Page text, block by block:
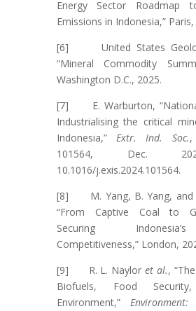
Energy Sector Roadmap
Emissions in Indonesia,” Paris,
[6] United States
“Mineral Commodity
Washington D.C., 2025.
[7] E. Warburton,
Industrialising the critical
Indonesia,” Extr. Ind. Soc.
101564, Dec.
10.1016/j.exis.2024.101564.
[8] M. Yang, B. Yang, and
“From Captive Coal to
Securing
Competitiveness,” London,
[9] R. L. Nayloret al.,
Biofuels, Food
Environment,”